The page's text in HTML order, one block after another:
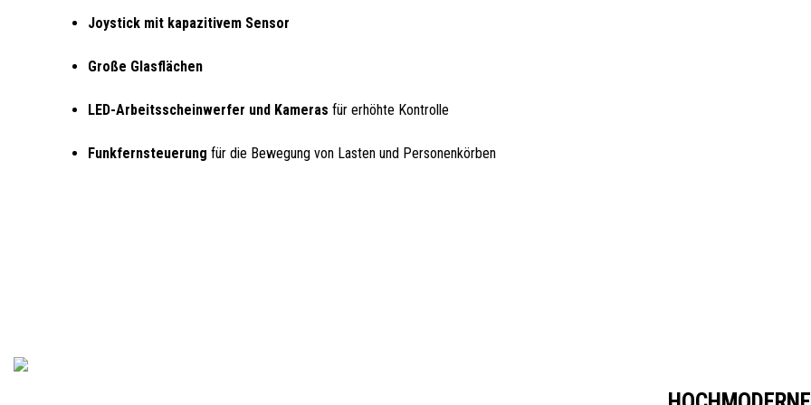
Joystick mit kapazitivem Sensor
Große Glasflächen
LED-Arbeitsscheinwerfer und Kameras für erhöhte Kontrolle
Funkfernsteuerung für die Bewegung von Lasten und Personenkörben